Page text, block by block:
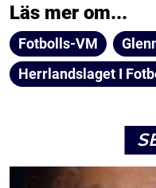
Läs mer om...
Fotbolls-VM
Herrlandslaget I